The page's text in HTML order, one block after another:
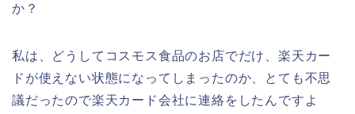
か？
私は、どうしてコスモス食品のお店でだけ、楽天カー
ドが使えない状態になってしまったのか、とても不思
議だったので楽天カード会社に連絡をしたんですよ